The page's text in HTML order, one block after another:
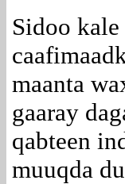
Sidoo
maanta
gaaray
qabteen
muuqda